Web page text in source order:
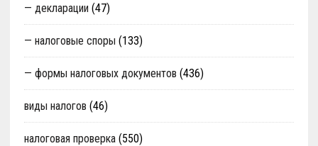
— декларации (47)
— налоговые споры (133)
— формы налоговых документов (436)
виды налогов (46)
налоговая проверка(550)